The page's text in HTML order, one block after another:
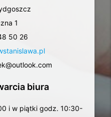
1
50 26
biura
i w piątki godz. 10:30-